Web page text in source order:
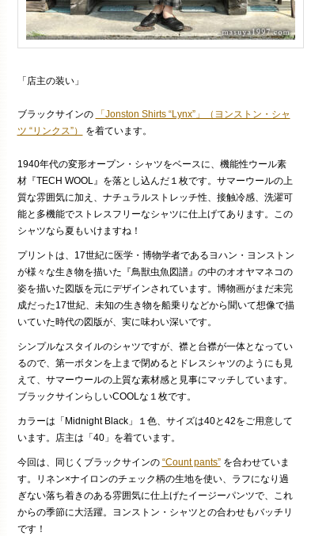
「店主の装い」
ブラックサインの
「Jonston Shirts “Lynx”」（ヨンストン・シャ
ツ “リンクス”）
を着ています。
1940年代の変形オープン・シャツをベースに、機能性ウール素
材『TECH WOOL』を落とし込んだ１枚です。サマーウールの上
質な雰囲気に加え、ナチュラルストレッチ性、接触冷感、洗濯可
能と多機能でストレスフリーなシャツに仕上げてあります。この
シャツなら夏もいけますね！
プリントは、17世紀に医学・博物学者であるヨハン・ヨンストン
が様々な生き物を描いた『鳥獣虫魚図譜』の中のオオヤマネコの
姿を描いた図版を元にデザインされています。博物画がまだ未完
成だった17世紀、未知の生き物を船乗りなどから聞いて想像で描
いていた時代の図版が、実に味わい深いです。
シンプルなスタイルのシャツですが、襟と台襟が一体となってい
るので、第一ボタンを上まで閉めるとドレスシャツのようにも見
えて、サマーウールの上質な素材感と見事にマッチしています。
ブラックサインらしいCOOLな１枚です。
カラーは「Midnight Black」１色、サイズは40と42をご用意して
います。店主は「40」を着ています。
今回は、同じくブラックサインの “Count pants”を合わせていま
す。リネン×ナイロンのチェック柄の生地を使い、ラフになり過
ぎない落ち着きのある雰囲気に仕上げたイージーパンツで、これ
からの季節に大活躍。ヨンストン・シャツとの合わせもバッチリ
です！